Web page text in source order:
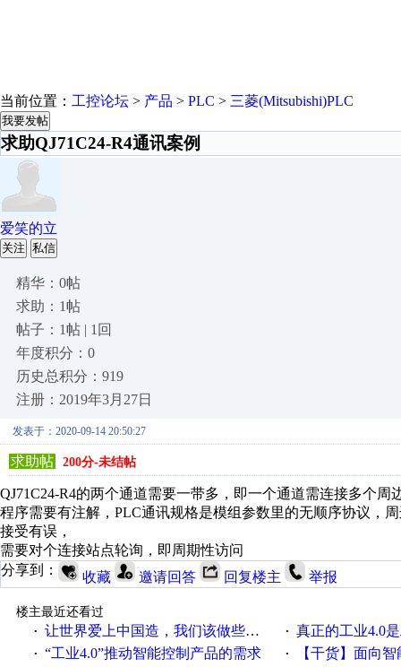
当前位置： 工控论坛 > 产品 > PLC > 三菱(Mitsubishi)PLC
我要发帖
求助QJ71C24-R4通讯案例
爱笑的立
关注 私信
精华：0帖
求助：1帖
帖子：1帖 | 1回
年度积分：0
历史总积分：919
注册：2019年3月27日
发表于：2020-09-14 20:50:27
求助帖 200分-未结帖
QJ71C24-R4的两个通道需要一带多，即一个通道需连接多个周
程序需要有注解，PLC通讯规格是模组参数里的无顺序协议，
接受有误，
需要对个连接站点轮询，即周期性访问
分享到：
收藏 邀请回答 回复楼主 举报
楼主最近还看过
· 让世界爱上中国造，我们该做些什么 · 真正的工业4.0
· “工业4.0”推动智能控制产品的需求 · 【干货】面向